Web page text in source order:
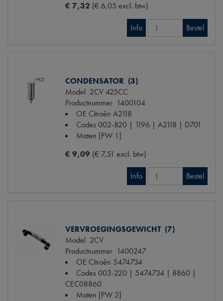
€ 7,32 (€ 6,05 excl. btw)
Info Bestel
CONDENSATOR (3)
Model 2CV 425CC
Productnummer 1400104
OE Citroën A2118
Codes 002-820 | 1196 | A2118 | D701
Maten [PW 1]
€ 9,09 (€ 7,51 excl. btw)
Info Bestel
VERVROEGINGSGEWICHT (7)
Model 2CV
Productnummer 1400247
OE Citroën 5474734
Codes 003-220 | 5474734 | 8860 |
CEC08860
Maten [PW 2]